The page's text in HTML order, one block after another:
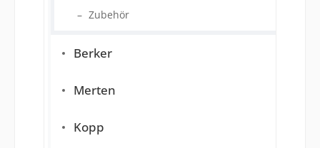
Zubehör
Berker
Merten
Kopp